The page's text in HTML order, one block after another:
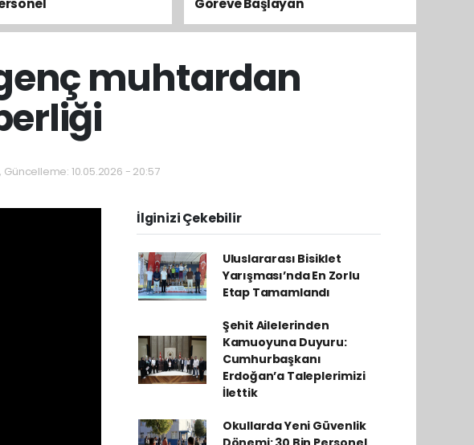
Göreve Başlayan
Meslektaşlarına Hayırlı Olsun
muhtardan
Güncelleme: 10.05.2026 - 20:57
İlginizi Çekebilir
Uluslararası Bisiklet
Yarışması’nda En Zorlu
Etap Tamamlandı
Şehit Ailelerinden
Kamuoyuna Duyuru:
Cumhurbaşkanı
Erdoğan’a Taleplerimizi
İlettik
Okullarda Yeni Güvenlik